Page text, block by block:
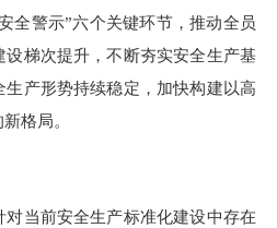
全警示”六个关键环节，推动全员
梯次提升，不断夯实安全生产基
产形势持续稳定，加快构建以高
格局。
当前安全生产标准化建设中存在